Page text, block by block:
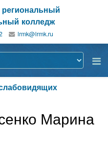
колледж
Марина